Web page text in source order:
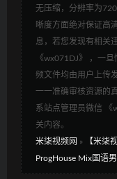
无压缩，分辨率为
晰度方面绝对保证高
息，若您发现有相关
《wx071DJ》 ，一
频文件均由用户上传
一一准确审核资源的
系站点管理员微信 《
关内容。
米柒视频网 »
【米柒
ProgHouse Mix国语